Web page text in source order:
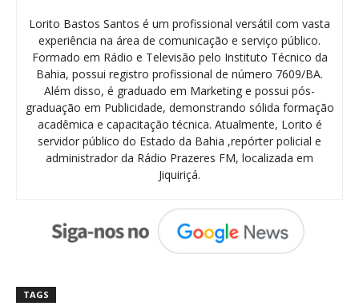
Lorito Bastos Santos é um profissional versátil com vasta
experiência na área de comunicação e serviço público.
Formado em Rádio e Televisão pelo Instituto Técnico da
Bahia, possui registro profissional de número 7609/BA.
Além disso, é graduado em Marketing e possui pós-
graduação em Publicidade, demonstrando sólida formação
acadêmica e capacitação técnica. Atualmente, Lorito é
servidor público do Estado da Bahia ,repórter policial e
administrador da Rádio Prazeres FM, localizada em
Jiquiriçá.
TAGS